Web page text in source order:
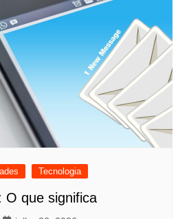
Tecnologia
O que significa